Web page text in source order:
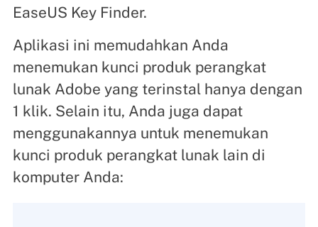
EaseUS Key Finder.
Aplikasi ini memudahkan Anda
menemukan kunci produk perangkat
lunak Adobe yang terinstal hanya dengan
1 klik. Selain itu, Anda juga dapat
menggunakannya untuk menemukan
kunci produk perangkat lunak lain di
komputer Anda: